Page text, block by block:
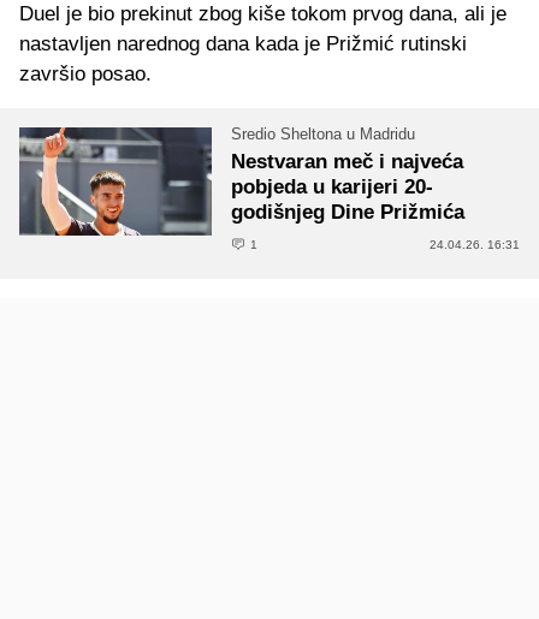
Duel je bio prekinut zbog kiše tokom prvog dana, ali je
nastavljen narednog dana kada je Prižmić rutinski
završio posao.
Sredio Sheltona u Madridu
Nestvaran meč i najveća
pobjeda u karijeri 20-
godišnjeg Dine Prižmića
1 24.04.26. 16:31